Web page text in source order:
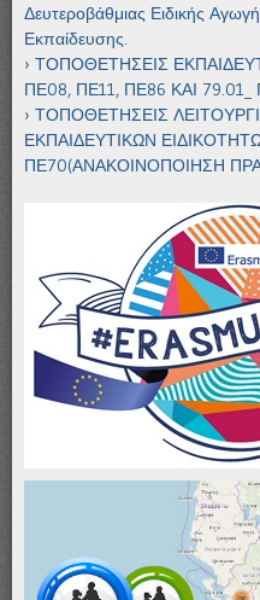
Δευτεροβάθμιας Ειδικής
Εκπαίδευσης.
ΤΟΠΟΘΕΤΗΣΕΙΣ
ΠΕ08, ΠΕ11, ΠΕ86 ΚΑΙ
ΤΟΠΟΘΕΤΗΣΕΙΣ
ΕΚΠΑΙΔΕΥΤΙΚΩΝ
ΠΕ70(ΑΝΑΚΟΙΝΟΠΟΙΗΣΗ